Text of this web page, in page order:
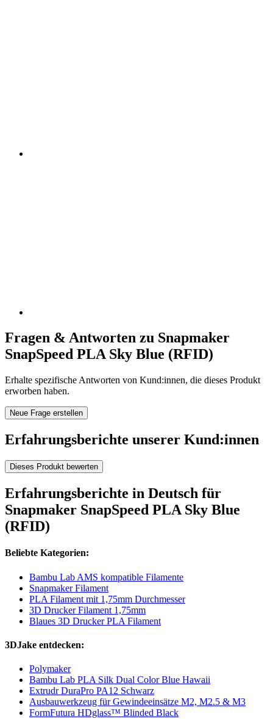
Fragen & Antworten zu Snapmaker
SnapSpeed PLA Sky Blue (RFID)
Erhalte spezifische Antworten von Kund:innen, die dieses Produkt
erworben haben.
Neue Frage erstellen
Erfahrungsberichte unserer Kund:innen
Dieses Produkt bewerten
Erfahrungsberichte in Deutsch für
Snapmaker SnapSpeed PLA Sky Blue
(RFID)
Beliebte Kategorien:
Bambu Lab AMS kompatible Filamente
Snapmaker Filament
PLA Filament mit 1,75mm Durchmesser
3D Drucker Filament 1,75mm
Blaues 3D Drucker PLA Filament
3DJake entdecken:
Polymaker
Bambu Lab PLA Silk Dual Color Blue Hawaii
Extrudr DuraPro PA12 Schwarz
Ausbauwerkzeug für Gewindeeinsätze M2, M2.5 & M3
FormFutura HDglass™ Blinded Black